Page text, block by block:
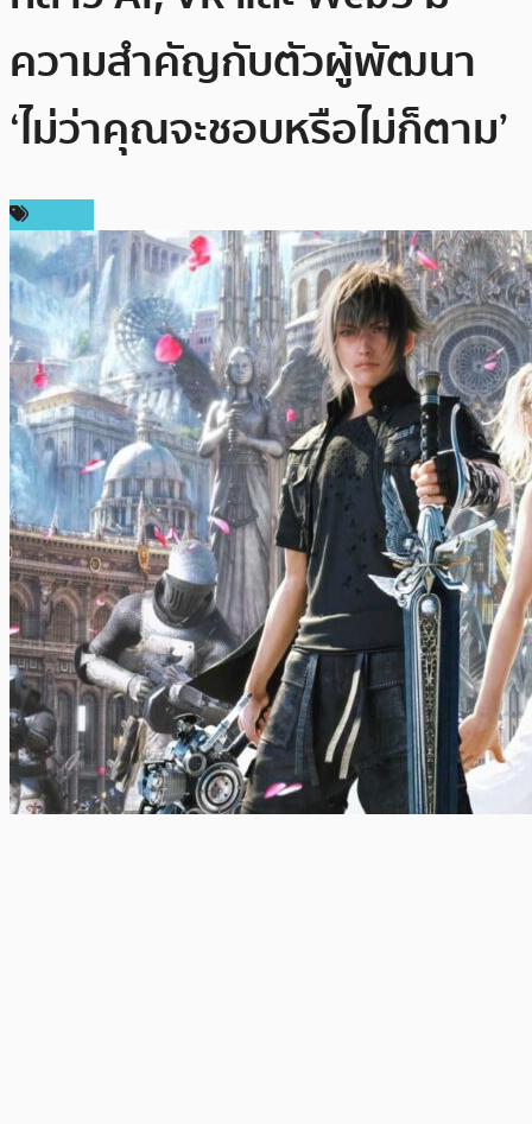
ความสำคัญกับตัวผู้พัฒนา
‘ไม่ว่าคุณจะชอบหรือไม่ก็ตาม’